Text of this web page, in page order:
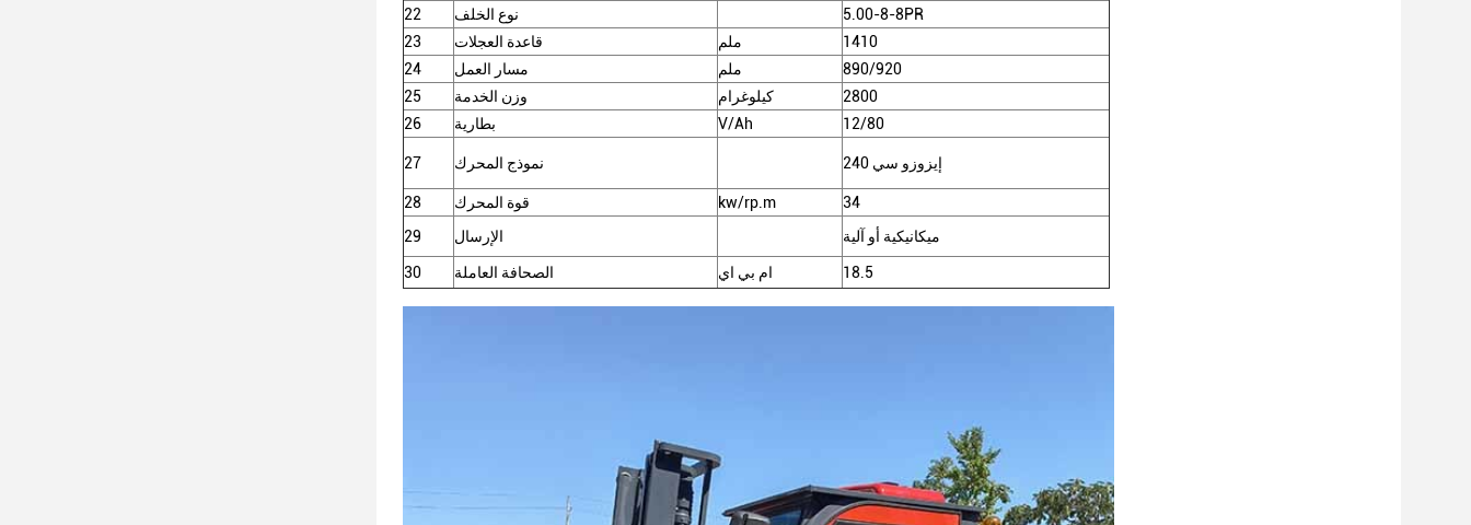
22
نوع الخلف
5.00-8-8PR
23
قاعدة العجلات ملم
1410
24
مسار العمل ملم
890/920
25
وزن الخدمة كيلوغرام
2800
26
بطارية V/Ah 12/80
27 نموذج المحرك إيزوزو سي 240
28 قوة المحرك kw/rp.m
34
29
الإرسال ميكانيكية أو آلية
30 الصحافة العاملة ام بي اي 18.5